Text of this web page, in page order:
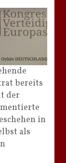
bereits
der
in
als